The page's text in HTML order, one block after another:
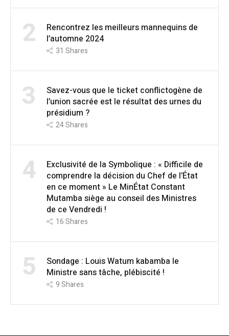
2
Rencontrez les meilleurs mannequins de
l’automne 2024
31 Shares
3
Savez-vous que le ticket conflictogène de
l’union sacrée est le résultat des urnes du
présidium ?
24Shares
4
Exclusivité de la Symbolique : « Difficile de
comprendre la décision du Chef de l’État
en ce moment » Le MinÉtat Constant
Mutamba siège au conseil des Ministres
de ce Vendredi !
16Shares
5
Sondage : Louis Watum kabamba le
Ministre sans tâche, plébiscité !
9Shares